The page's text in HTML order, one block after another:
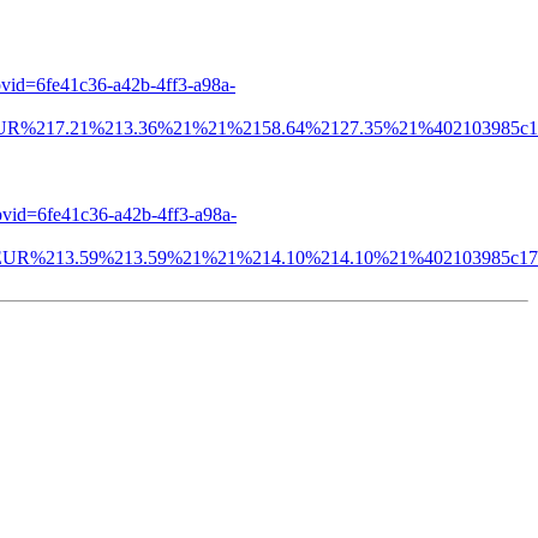
a42b-4ff3-a98a-
a42b-4ff3-a98a-